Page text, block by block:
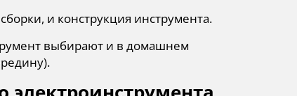
и конструкция инструмента.
выбирают и в домашнем